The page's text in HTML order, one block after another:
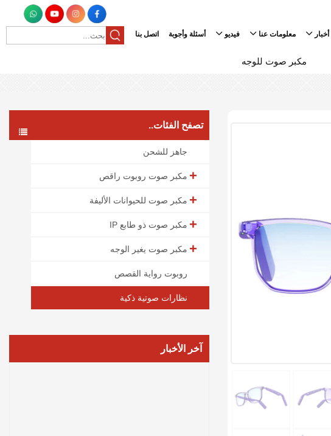
أخبار معلومات عنا فيديو أسئلة وأجوبة اتصل بنا
مكبر صوت للوجه
تصفح الفئات..
جاهز للشحن
مكبر صوت روبوت راقص
مكبر صوت للحيوانات الأليفة
مكبر صوت ذو طابع IP
مكبر صوت يغير الوجه
روبوت رواية القصص
نظارات صوتية ذكية
آخر الأخبار